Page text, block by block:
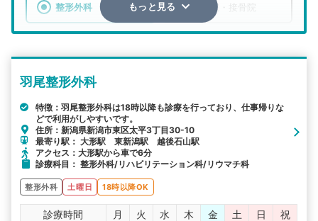
整形外科 整骨院・接骨院
詳細条件で絞り込む
その他の検索方法
もっと見る
羽尾整形外科
特徴：羽尾整形外科は18時以降も診療を行っており、仕事帰りな
どで利用がしやすいです。
住所：新潟県新潟市東区太平3丁目30-10
最寄り駅： 大形駅 東新潟駅 越後石山駅
アクセス：大形駅から車で6分
診療科目： 整形外科/リハビリテーション科/リウマチ科
整形外科 土曜日 18時以降OK
診療時間 月 火 水 木 金 土 日
祝